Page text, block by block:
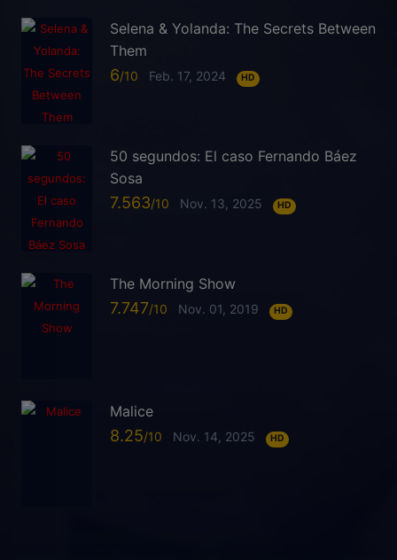
Selena & Yolanda: The Secrets Between
Them
6 Feb. 17, 2024 HD
50 segundos: El caso Fernando Báez
Sosa
7.563 Nov. 13, 2025 HD
The Morning Show
7.747 Nov. 01, 2019 HD
Malice
8.25 Nov. 14, 2025 HD